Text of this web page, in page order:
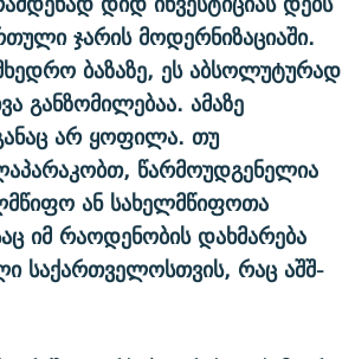
ჯარის მოდერნიზაციაში.
ბაზაზე, ეს აბსოლუტურად
განზომილებაა. ამაზე
არ ყოფილა. თუ
წარმოუდგენელია
ან სახელმწიფოთა
იმ რაოდენობის დახმარება
საქართველოსთვის, რაც აშშ-